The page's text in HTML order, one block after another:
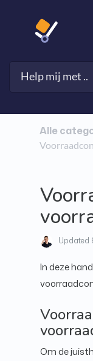
Alle
Updated
In deze
Om de